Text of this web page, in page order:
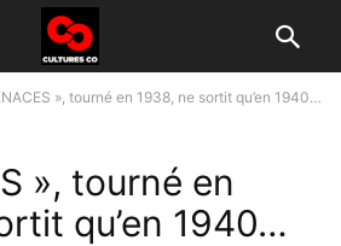
», tourné en 1938, ne sortit qu’en 1940…
», tourné en
qu’en 1940…